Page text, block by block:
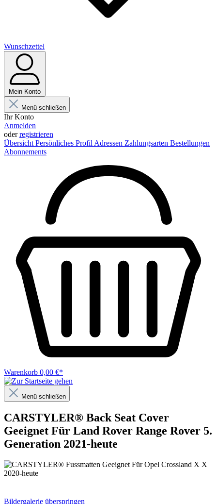
Wunschzettel
Mein Konto
Menü schließen
Ihr Konto
Anmelden
oderregistrieren
Übersicht Persönliches Profil Adressen Zahlungsarten Bestellungen
Abonnements
Warenkorb 0,00 €*
Menü schließen
CARSTYLER® Back Seat Cover
Geeignet Für Land Rover Range Rover 5.
Generation 2021-heute
Bildergalerie überspringen